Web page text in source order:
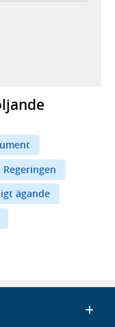
webbplats,
webbplats,
Regeringen
ägande